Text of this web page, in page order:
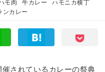
モ肉 牛カレー
ハモニカ横丁
ンカレー
されているカレーの祭典